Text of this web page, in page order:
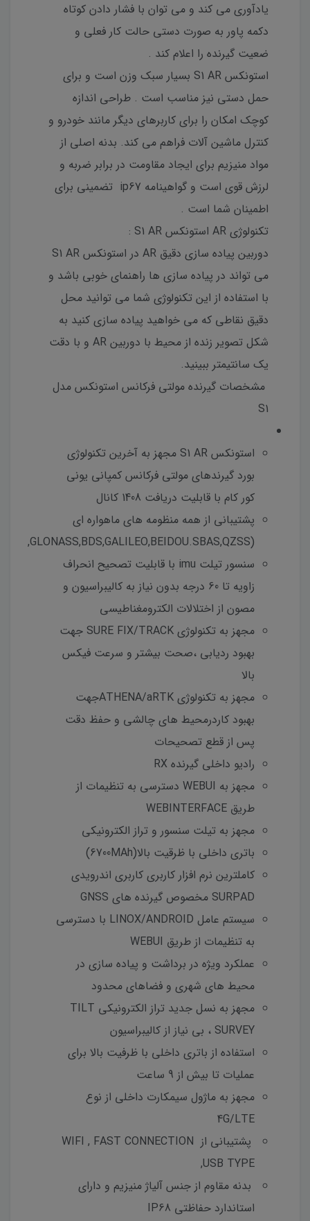
یادآوری می کند و می توان با فشار دادن کوتاه
دکمه پاور به صورت دستی حالت کار فعلی و
ضعیت گیرنده را اعلام کند .
استونکس S1 AR بسیار سبک وزن است و برای
حمل دستی نیز مناسب است . طراحی اندازه
کوچک امکان را برای کاربرهای دیگر مانند خودرو و
کنترل ماشین آلات فراهم می کند. بدنه اصلی از
مواد منیزیم برای ایجاد مقاومت در برابر ضربه و
لرزش قوی است و گواهینامه ip67 تضمینی برای
اطمینان شما است .
تکنولوژی AR استونکس S1 AR :
دوربین پیاده سازی دقیق AR در استونکس S1 AR
می تواند در پیاده سازی ها راهنمای خوبی باشد و
با استفاده از این تکنولوژی شما می توانید محل
دقیق نقاطی که می خواهید پیاده سازی کنید به
شکل تصویر زنده از محیط با دوربین AR و با دقت
یک سانتیمتر ببینید.
مشخصات گیرنده مولتی فرکانس استونکس مدل
S1
استونکس S1 AR مجهز به آخرین تکنولوژی
بورد گیرندهای مولتی فرکانس کمپانی یونی
کور کام با قابلیت دریافت 1408 کانال
پشتیبانی از همه منظومه های ماهواره ای
(GPS,GLONASS,BDS,GALILEO,BEIDOU.SBAS,QZSS)
سنسور تیلت imu با قابلیت تصحیح انحراف
زاویه تا 60 درجه بدون نیاز به کالیبراسیون و
مصون از اختلالات الکترومغناطیسی
مجهز به تکنولوژی SURE FIX/TRACK جهت
بهبود ردیابی ،صحت بیشتر و سرعت فیکس
بالا
مجهز به تکنولوژی ATHENA/aRTKجهت
بهبود کاردرمحیط های چالشی و حفظ دقت
پس از قطع تصحیحات
رادیو داخلی گیرنده RX
مجهز به WEBUI دسترسی به تنظیمات از
طریق WEBINTERFACE
مجهز به تیلت سنسور و تراز الکترونیکی
باتری داخلی با ظرقیت بالا(6700MAh)
کاملترین نرم افزار کاربری کاربری اندرویدی
SURPAD مخصوص گیرنده های GNSS
سیستم عامل LINOX/ANDROID با دسترسی
به تنظیمات از طریق WEBUI
عملکرد ویژه در برداشت و پیاده سازی در
محیط های شهری و فضاهای محدود
مجهز به نسل جدید تراز الکترونیکی TILT
SURVEY ، بی نیاز از کالیبراسیون
استفاده از باتری داخلی با ظرفیت بالا برای
عملیات تا بیش از 9 ساعت
مجهز به ماژول سیمکارت داخلی از نوع
4G/LTE
پشتیبانی از WIFI , FAST CONNECTION
,USB TYPE
بدنه مقاوم از جنس آلیاژ منیزیم و دارای
استاندارد حفاظتی IP68